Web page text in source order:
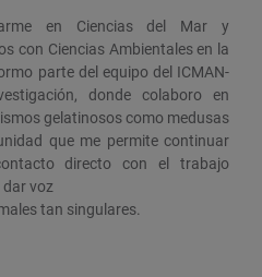
en Ciencias del Mar y
con Ciencias Ambientales en la
parte del equipo del ICMAN-
donde colaboro en
gelatinosos como medusas
que me permite continuar
directo con el trabajo
voz
tan singulares.